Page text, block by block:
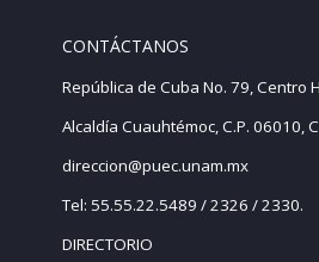
CONTÁCTANOS
República de Cuba No. 79, Centro
Alcaldía Cuauhtémoc, C.P. 06010,
direccion@puec.unam.mx
Tel: 55.55.22.5489 / 2326 / 2330.
DIRECTORIO